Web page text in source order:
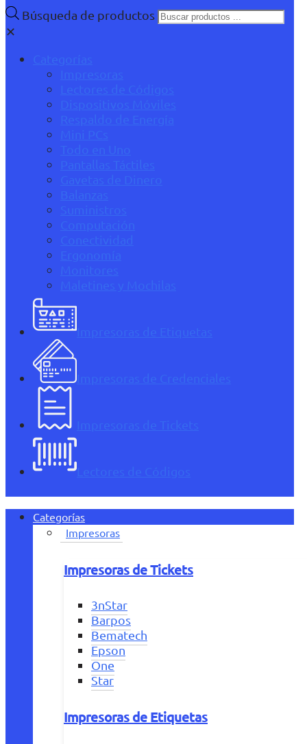
Búsqueda de productos
✕
Categorías
Impresoras
Lectores de Códigos
Dispositivos Móviles
Respaldo de Energía
Mini PCs
Todo en Uno
Pantallas Táctiles
Gavetas de Dinero
Balanzas
Suministros
Computación
Conectividad
Ergonomía
Monitores
Maletines y Mochilas
Impresoras de Etiquetas
Impresoras de Credenciales
Impresoras de Tickets
Lectores de Códigos
Categorías
Impresoras
Impresoras de Tickets
3nStar
Barpos
Bematech
Epson
One
Star
Impresoras de Etiquetas